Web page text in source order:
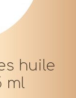
huile
ml